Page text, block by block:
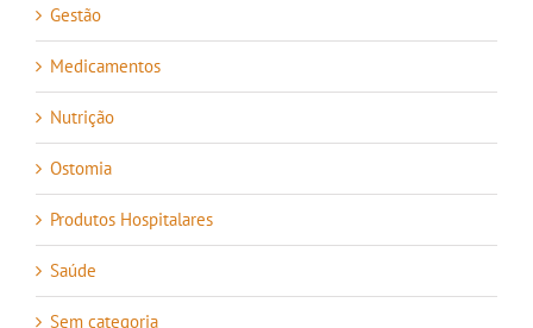
Gestão
Medicamentos
Nutrição
Ostomia
Produtos Hospitalares
Saúde
Sem categoria